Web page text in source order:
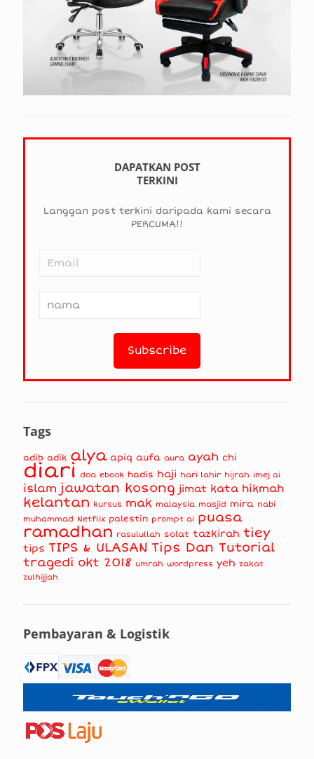
DAPATKAN POST
TERKINI
Langgan post terkini daripada kami secara
PERCUMA!!
Tags
adib adik alya apiq aufa aura ayah chi
diari doa ebook hadis haji hari lahir hijrah imej ai
islam jawatan kosong jimat kata hikmah
kelantan kursus mak malaysia masjid mira nabi
muhammad Netflix palestin prompt ai puasa
ramadhan rasulullah solat tazkirah tiey
tips TIPS & ULASAN Tips Dan Tutorial
tragedi okt 2018 umrah wordpress yeh zakat
zulhijjah
Pembayaran & Logistik